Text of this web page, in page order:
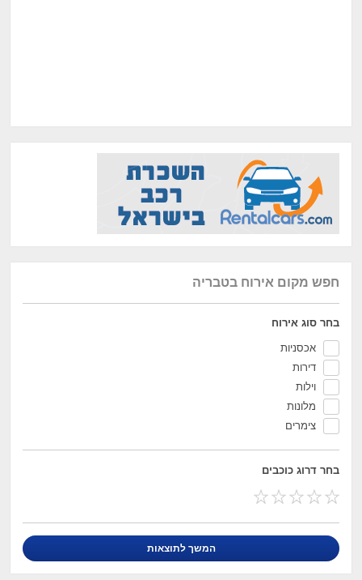
חפש מקום אירוח בטבריה
בחר סוג אירוח
אכסניות
דירות
וילות
מלונות
צימרים
בחר דרוג כוכבים